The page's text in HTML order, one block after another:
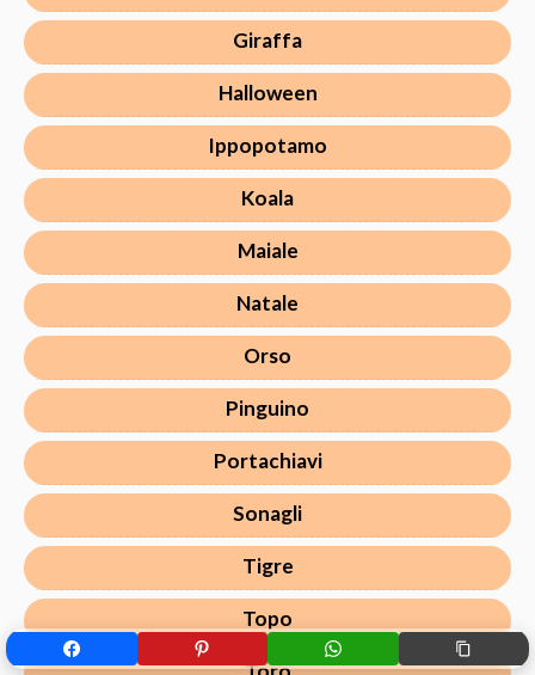
Giraffa
Halloween
Ippopotamo
Koala
Maiale
Natale
Orso
Pinguino
Portachiavi
Sonagli
Tigre
Topo